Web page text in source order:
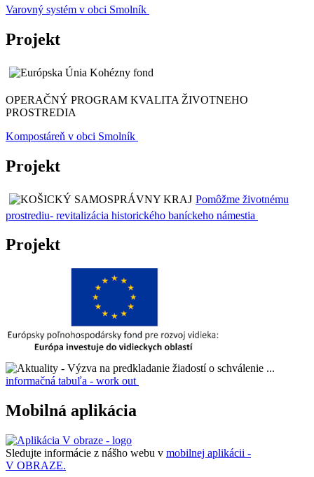
Varovný systém v obci Smolník
Projekt
OPERAČNÝ PROGRAM KVALITA ŽIVOTNEHO
PROSTREDIA
Kompostáreň v obci Smolník
Projekt
Pomôžme životnému
prostrediu- revitalizácia historického baníckeho námestia
Projekt
informačná tabuľa - work out
Mobilná aplikácia
Sledujte informácie z nášho webu v mobilnej aplikácii -
V OBRAZE.